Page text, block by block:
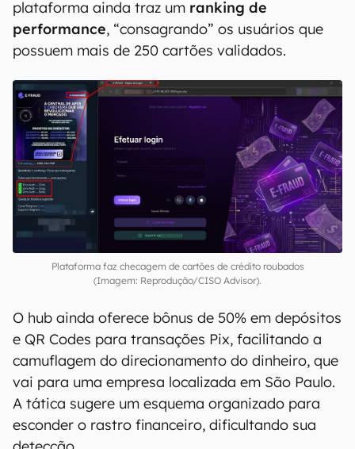
Crime organizado online
Como muitos serviços criminosos na web, o E-
Fraud também opera com base em um sistema
de monetização, usando um
modelo de créditos
com pacotes que variam entre R$ 100 por 100
créditos e R$ 4 mil por 10 mil créditos. A
plataforma ainda traz umranking de
performance
, “consagrando” os usuários que
possuem mais de 250 cartões validados.